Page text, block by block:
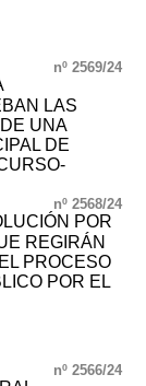
nº 2569/24
LAS
UNA
DE
nº 2568/24
POR
REGIRÁN
PROCESO
POR EL
nº 2566/24